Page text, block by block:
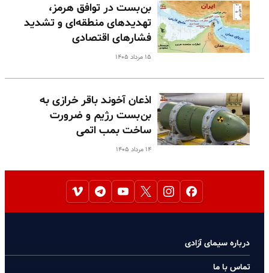
بن‌بست در توافق هرمز،
تهدیدهای منطقه‌ای و تشدید
فشارهای اقتصادی
۱۵ مرداد ۱۴۰۵
اذعان آخوند باقر خرازی به
بن‌بست رژیم و ضرورت
ساخت بمب اتمی
۱۴ مرداد ۱۴۰۵
درباره سیمای آزادی
تماس با ما